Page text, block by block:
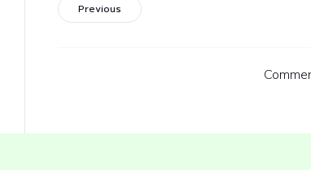
Previous